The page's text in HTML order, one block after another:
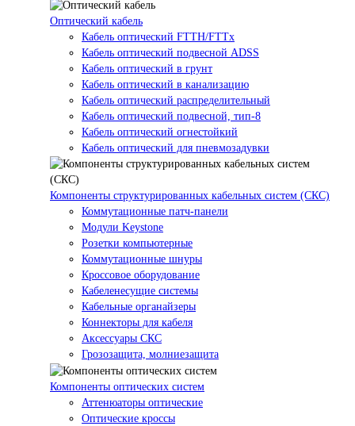
Оптический кабель
Кабель оптический FTTH/FTTx
Кабель оптический подвесной ADSS
Кабель оптический в грунт
Кабель оптический в канализацию
Кабель оптический распределительный
Кабель оптический подвесной, тип-8
Кабель оптический огнестойкий
Кабель оптический для пневмозадувки
Компоненты структурированных кабельных систем (СКС)
Коммутационные патч-панели
Модули Keystone
Розетки компьютерные
Коммутационные шнуры
Кроссовое оборудование
Кабеленесущие системы
Кабельные органайзеры
Коннекторы для кабеля
Аксессуары СКС
Грозозащита, молниезащита
Компоненты оптических систем
Аттенюаторы оптические
Оптические кроссы